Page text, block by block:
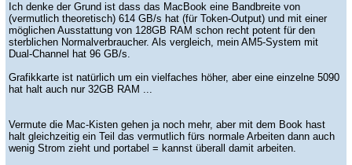
Ich denke der Grund ist dass das MacBook eine Bandbreite von
(vermutlich theoretisch) 614 GB/s hat (für Token-Output) und mit einer
möglichen Ausstattung von 128GB RAM schon recht potent für den
sterblichen Normalverbraucher. Als vergleich, mein AM5-System mit
Dual-Channel hat 96 GB/s.
Grafikkarte ist natürlich um ein vielfaches höher, aber eine einzelne 5090
hat halt auch nur 32GB RAM ...
Vermute die Mac-Kisten gehen ja noch mehr, aber mit dem Book hast
halt gleichzeitig ein Teil das vermutlich fürs normale Arbeiten dann auch
wenig Strom zieht und portabel = kannst überall damit arbeiten.